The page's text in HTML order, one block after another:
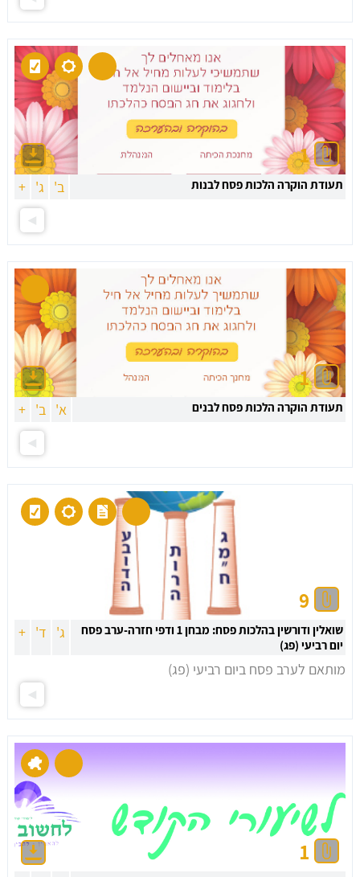
1
תעודת הוקרה הלכות פסח לבנות ב' ג' +
1
תעודת הוקרה הלכות פסח לבנים א' ב' +
9
שואלין ודורשין בהלכות פסח: מבחן 1 ודפי חזרה-ערב פסח
יום רביעי (פג)
ג' ד' +
מותאם לערב פסח ביום רביעי (פג)
1